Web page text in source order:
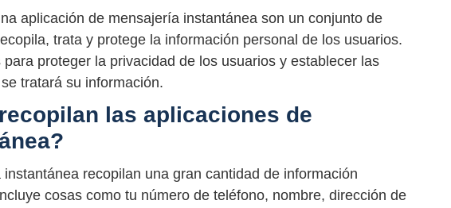
aplicación de mensajería instantánea son un conjunto de
trata y protege la información personal de los usuarios.
proteger la privacidad de los usuarios y establecer las
tratará su información.
las aplicaciones de
recopilan una gran cantidad de información
cosas como tu número de teléfono, nombre, dirección de